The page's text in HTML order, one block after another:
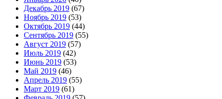
Декабрь 2019 (67)
Ноябрь 2019 (53)
Октябрь 2019 (44)
Сентябрь 2019 (55)
Август 2019 (57)
Июль 2019 (42)
Июнь 2019 (53)
Май 2019 (46)
Апрель 2019 (55)
Март 2019 (61)